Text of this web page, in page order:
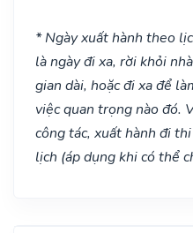
* Ngày xuất hành theo
là ngày đi xa, rời khỏi
gian dài, hoặc đi xa để
việc quan trọng nào đó.
công tác, xuất hành đi
lịch (áp dụng khi có thể